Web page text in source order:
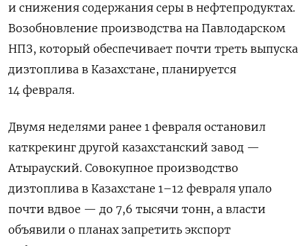
и снижения содержания серы в нефтепродуктах.
Возобновление производства на Павлодарском
НПЗ, который обеспечивает почти треть выпуска
дизтоплива в Казахстане, планируется
14 февраля.
Двумя неделями ранее 1 февраля остановил
каткрекинг другой казахстанский завод —
Атырауский. Совокупное производство
дизтоплива в Казахстане 1–12 февраля упало
почти вдвое — до 7,6 тысячи тонн, а власти
объявили о планах запретить экспорт